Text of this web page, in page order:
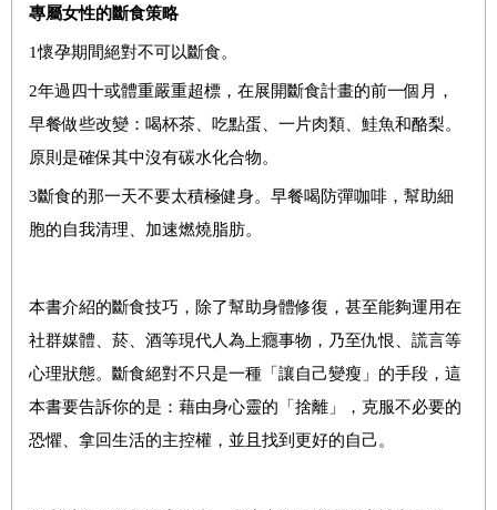
專屬女性的斷食策略
1懷孕期間絕對不可以斷食。
2年過四十或體重嚴重超標，在展開斷食計畫的前一個月，
早餐做些改變：喝杯茶、吃點蛋、一片肉類、鮭魚和酪梨。
原則是確保其中沒有碳水化合物。
3斷食的那一天不要太積極健身。早餐喝防彈咖啡，幫助細
胞的自我清理、加速燃燒脂肪。
本書介紹的斷食技巧，除了幫助身體修復，甚至能夠運用在
社群媒體、菸、酒等現代人為上癮事物，乃至仇恨、謊言等
心理狀態。斷食絕對不只是一種「讓自己變瘦」的手段，這
本書要告訴你的是：藉由身心靈的「捨離」，克服不必要的
恐懼、拿回生活的主控權，並且找到更好的自己。